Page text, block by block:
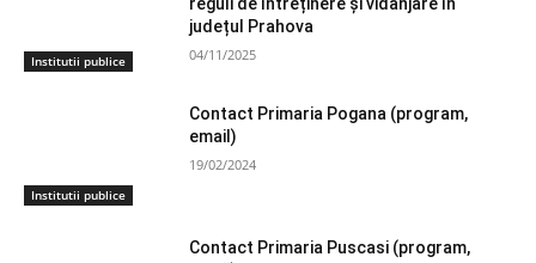
Institutii publice
județul Prahova
04/11/2025
Institutii publice
Contact Primaria Pogana (program,
email)
19/02/2024
Contact Primaria Puscasi (program,